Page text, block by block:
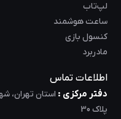
لپ‌تاب
ساعت هوشمند
کنسول بازی
مادربرد
اطلاعات تماس
دفتر مرکزی : استان تهران،
پلاک 30